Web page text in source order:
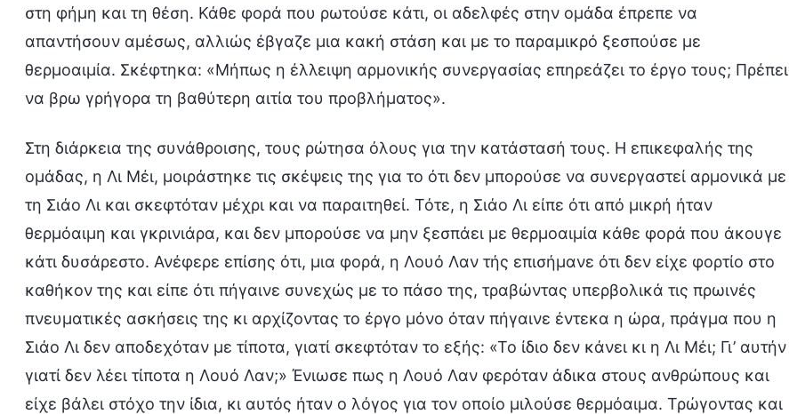
στη φήμη και τη θέση. Κάθε φορά που ρωτούσε κάτι, οι αδελφές στην ομάδα έπρεπε να
απαντήσουν αμέσως, αλλιώς έβγαζε μια κακή στάση και με το παραμικρό ξεσπούσε με
θερμοαιμία. Σκέφτηκα: «Μήπως η έλλειψη αρμονικής συνεργασίας επηρεάζει το έργο τους; Πρέπει
να βρω γρήγορα τη βαθύτερη αιτία του προβλήματος».
Στη διάρκεια της συνάθροισης, τους ρώτησα όλους για την κατάστασή τους. Η επικεφαλής της
ομάδας, η Λι Μέι, μοιράστηκε τις σκέψεις της για το ότι δεν μπορούσε να συνεργαστεί αρμονικά με
τη Σιάο Λι και σκεφτόταν μέχρι και να παραιτηθεί. Τότε, η Σιάο Λι είπε ότι από μικρή ήταν
θερμόαιμη και γκρινιάρα, και δεν μπορούσε να μην ξεσπάει με θερμοαιμία κάθε φορά που άκουγε
κάτι δυσάρεστο. Ανέφερε επίσης ότι, μια φορά, η Λουό Λαν τής επισήμανε ότι δεν είχε φορτίο στο
καθήκον της και είπε ότι πήγαινε συνεχώς με το πάσο της, τραβώντας υπερβολικά τις πρωινές
πνευματικές ασκήσεις της κι αρχίζοντας το έργο μόνο όταν πήγαινε έντεκα η ώρα, πράγμα που η
Σιάο Λι δεν αποδεχόταν με τίποτα, γιατί σκεφτόταν το εξής: «Το ίδιο δεν κάνει κι η Λι Μέι; Γι’ αυτήν
γιατί δεν λέει τίποτα η Λουό Λαν;» Ένιωσε πως η Λουό Λαν φερόταν άδικα στους ανθρώπους και
είχε βάλει στόχο την ίδια, κι αυτός ήταν ο λόγος για τον οποίο μιλούσε θερμόαιμα. Τρώγοντας και